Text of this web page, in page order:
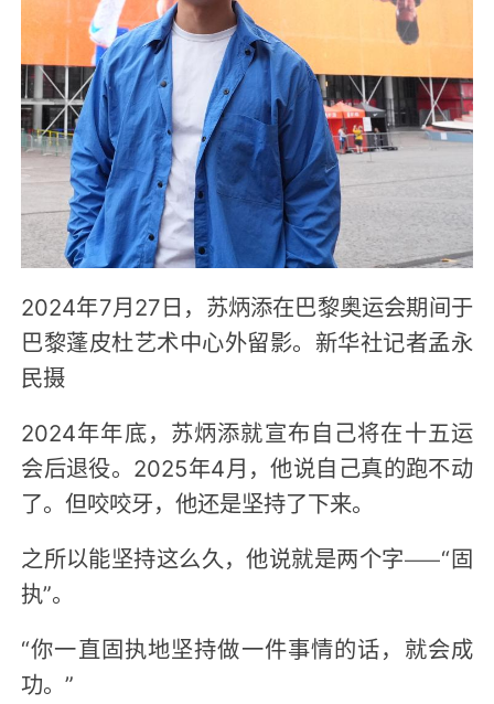
2024年7月27日，苏炳添在巴黎奥运会期间于
巴黎蓬皮杜艺术中心外留影。新华社记者孟永
民摄
2024年年底，苏炳添就宣布自己将在十五运
会后退役。2025年4月，他说自己真的跑不动
了。但咬咬牙，他还是坚持了下来。
之所以能坚持这么久，他说就是两个字——“固
执”。
“你一直固执地坚持做一件事情的话，就会成
功。”